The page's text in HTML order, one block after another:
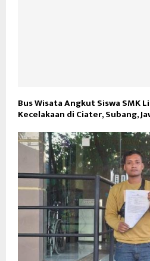
Bus Wisata Angkut Siswa SMK
Kecelakaan di Ciater, Subang,